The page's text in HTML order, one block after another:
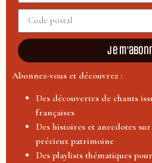
Je
Abonnez-vous et découvrez :
Des découvertes de chants
françaises
Des histoires et anecdotes
précieux patrimoine
Des playlists thématiques